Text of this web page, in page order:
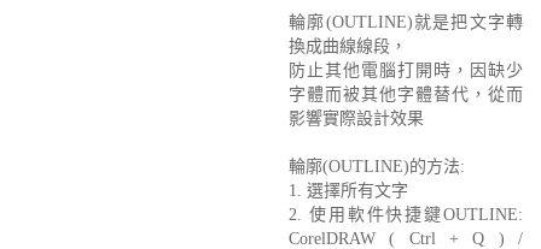
輪廓(OUTLINE)就是把文字轉
換成曲線線段，
防止其他電腦打開時，因缺少
字體而被其他字體替代，從而
影響實際設計效果
輪廓(OUTLINE)的方法:
1. 選擇所有文字
2. 使用軟件快捷鍵OUTLINE:
CorelDRAW ( Ctrl + Q ) /